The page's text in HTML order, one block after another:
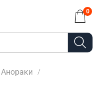
0
Анораки